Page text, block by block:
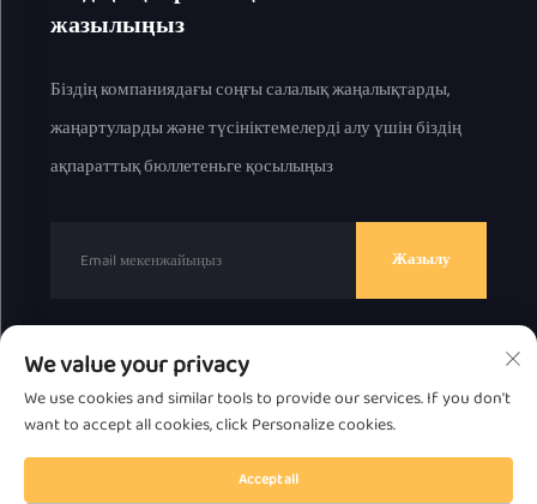
жазылыңыз
Біздің компаниядағы соңғы салалық жаңалықтарды,
жаңартуларды және түсініктемелерді алу үшін біздің
ақпараттық бюллетеньге қосылыңыз
Жазылу
© 2025 ж. Chaоzhou Great Bear Technology Co., Ltd.
барлық құқық қорғалған.
Жекелік саясат
Жоғарыға жылжытыңыз
We value your privacy
We use cookies and similar tools to provide our services. If you don't
want to accept all cookies, click Personalize cookies.
Accept all